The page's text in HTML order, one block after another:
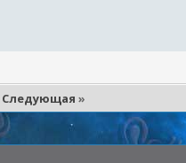
Следующая »